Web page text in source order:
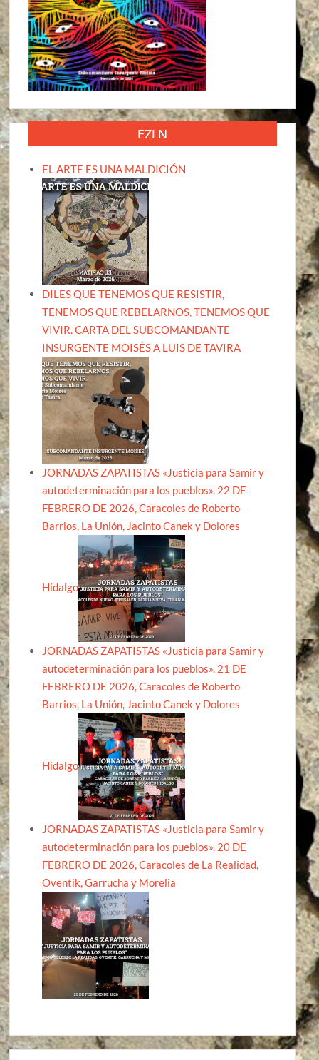
EZLN
EL ARTE ES UNA MALDICIÓN
DILES QUE TENEMOS QUE RESISTIR,
TENEMOS QUE REBELARNOS, TENEMOS QUE
VIVIR. CARTA DEL SUBCOMANDANTE
INSURGENTE MOISÉS A LUIS DE TAVIRA
JORNADAS ZAPATISTAS «Justicia para Samir y
autodeterminación para los pueblos». 22 DE
FEBRERO DE 2026, Caracoles de Roberto
Barrios, La Unión, Jacinto Canek y Dolores
Hidalgo
JORNADAS ZAPATISTAS «Justicia para Samir y
autodeterminación para los pueblos». 21 DE
FEBRERO DE 2026, Caracoles de Roberto
Barrios, La Unión, Jacinto Canek y Dolores
Hidalgo
JORNADAS ZAPATISTAS «Justicia para Samir y
autodeterminación para los pueblos». 20 DE
FEBRERO DE 2026, Caracoles de La Realidad,
Oventik, Garrucha y Morelia